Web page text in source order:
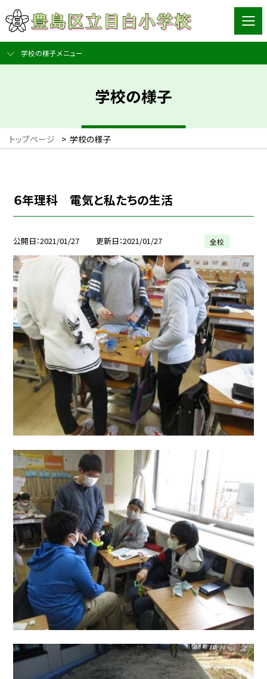
学校の様子メニュー
学校の様子
トップページ > 学校の様子
６年理科 電気と私たちの生活
公開日 2021/01/27 更新日 2021/01/27 全校